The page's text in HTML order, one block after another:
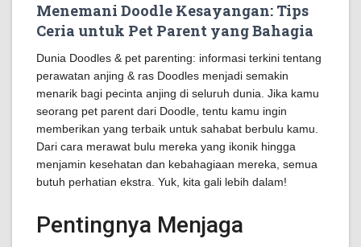
Menemani Doodle Kesayangan: Tips
Ceria untuk Pet Parent yang Bahagia
Dunia Doodles & pet parenting: informasi terkini tentang
perawatan anjing & ras Doodles menjadi semakin
menarik bagi pecinta anjing di seluruh dunia. Jika kamu
seorang pet parent dari Doodle, tentu kamu ingin
memberikan yang terbaik untuk sahabat berbulu kamu.
Dari cara merawat bulu mereka yang ikonik hingga
menjamin kesehatan dan kebahagiaan mereka, semua
butuh perhatian ekstra. Yuk, kita gali lebih dalam!
Pentingnya Menjaga